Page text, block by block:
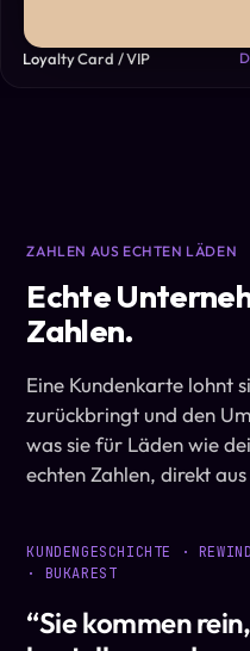
Loyalty Card / VIP
ZAHLEN AUS ECHTEN LÄDEN
Echte
Zahlen.
Eine Kundenkarte lohnt
zurückbringt und den
was sie für Läden wie
echten Zahlen, direkt
KUNDENGESCHICHTE · REWIND
· BUKAREST
“Sie kommen rein,